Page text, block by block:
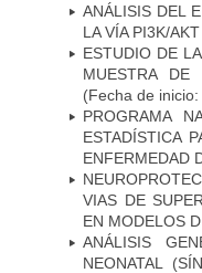
ANÁLISIS DEL
LA VÍA PI3K/
ESTUDIO DE
MUESTRA DE
(Fecha de
PROGRAMA
ESTADÍSTICA
ENFERMEDAD
VIAS DE
EN MODELOS
ANÁLISIS
NEONATAL